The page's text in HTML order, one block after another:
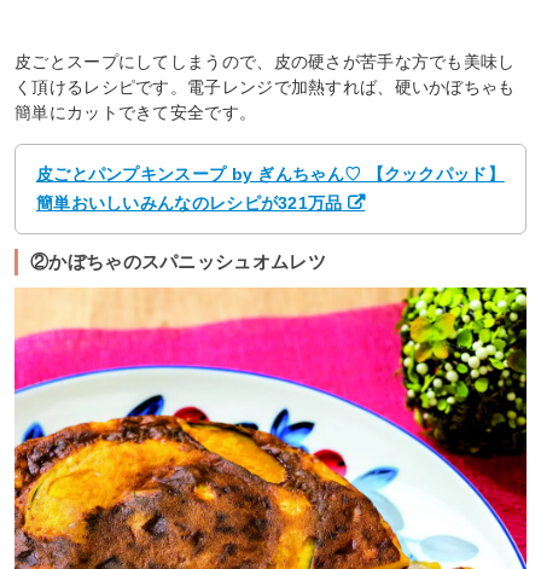
皮ごとスープにしてしまうので、皮の硬さが苦手な方でも美味し
く頂けるレシピです。電子レンジで加熱すれば、硬いかぼちゃも
簡単にカットできて安全です。
皮ごとパンプキンスープ by ぎんちゃん♡ 【クックパッド】
簡単おいしいみんなのレシピが321万品
②かぼちゃのスパニッシュオムレツ